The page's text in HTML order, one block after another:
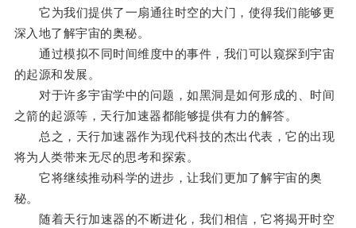
它为我们提供了一扇通往时空的大门，使得我们能够更
深入地了解宇宙的奥秘。
通过模拟不同时间维度中的事件，我们可以窥探到宇宙
的起源和发展。
对于许多宇宙学中的问题，如黑洞是如何形成的、时间
之箭的起源等，天行加速器都能够提供有力的解答。
总之，天行加速器作为现代科技的杰出代表，它的出现
将为人类带来无尽的思考和探索。
它将继续推动科学的进步，让我们更加了解宇宙的奥
秘。
随着天行加速器的不断进化，我们相信，它将揭开时空